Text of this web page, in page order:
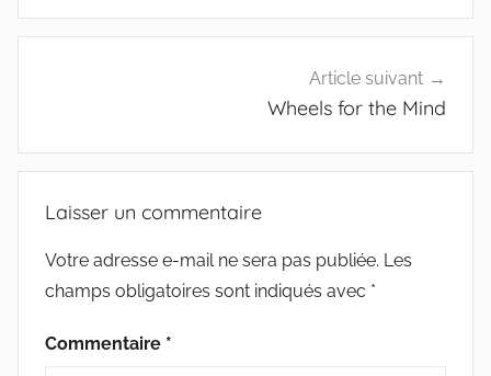
Article suivant
Wheels for the Mind
Laisser un commentaire
Votre adresse e-mail ne sera pas publiée. Les
champs obligatoires sont indiqués avec *
Commentaire *